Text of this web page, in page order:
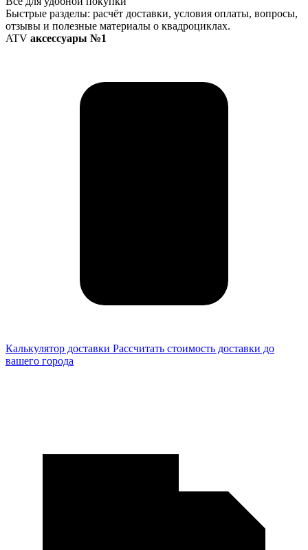
Быстрые разделы: расчёт доставки, условия оплаты, вопросы,
отзывы и полезные материалы о квадроциклах.
ATV аксессуары №1
Калькулятор доставки Рассчитать стоимость доставки до
вашего города